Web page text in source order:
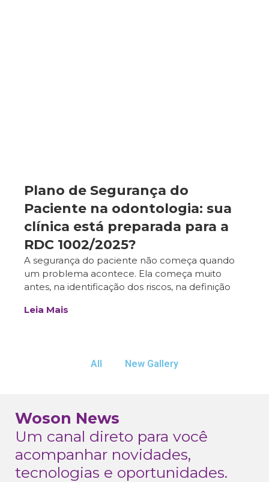
Plano de Segurança do
Paciente na odontologia: sua
clínica está preparada para a
RDC 1002/2025?
A segurança do paciente não começa quando
um problema acontece. Ela começa muito
antes, na identificação dos riscos, na definição
Leia Mais
All New Gallery
Woson News
Um canal direto para você
acompanhar novidades,
tecnologias e oportunidades.